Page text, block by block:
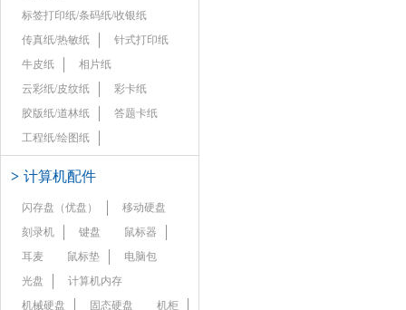
标签打印纸/条码纸/收银纸
传真纸/热敏纸
针式打印纸
牛皮纸
相片纸
云彩纸/皮纹纸
彩卡纸
胶版纸/道林纸
答题卡纸
工程纸/绘图纸
> 计算机配件
闪存盘（优盘）
移动硬盘
刻录机
键盘
鼠标器
耳麦
鼠标垫
电脑包
光盘
计算机内存
机械硬盘
固态硬盘
机柜